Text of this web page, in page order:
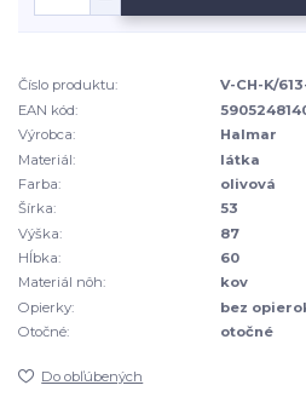
Číslo produktu:
V-CH-K/
EAN kód:
Výrobca:
Halmar
Materiál:
látka
Farba:
olivová
Šírka:
53
Výška:
87
Hĺbka:
60
Materiál nôh:
kov
Opierky:
bez
Otočné:
otočné
Do obľúbených